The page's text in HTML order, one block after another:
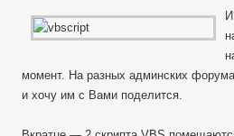
момент. На разных админских
и хочу им с Вами поделится.